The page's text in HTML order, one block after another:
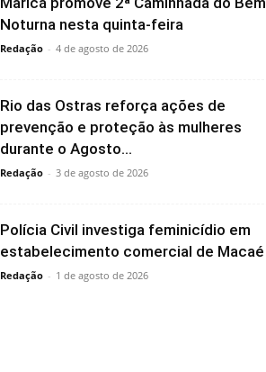
Noturna nesta quinta-feira
Redação - 4 de agosto de 2026
Rio das Ostras reforça ações de
prevenção e proteção às mulheres
durante o Agosto...
Redação - 3 de agosto de 2026
Polícia Civil investiga feminicídio em
estabelecimento comercial de Macaé
Redação - 1 de agosto de 2026